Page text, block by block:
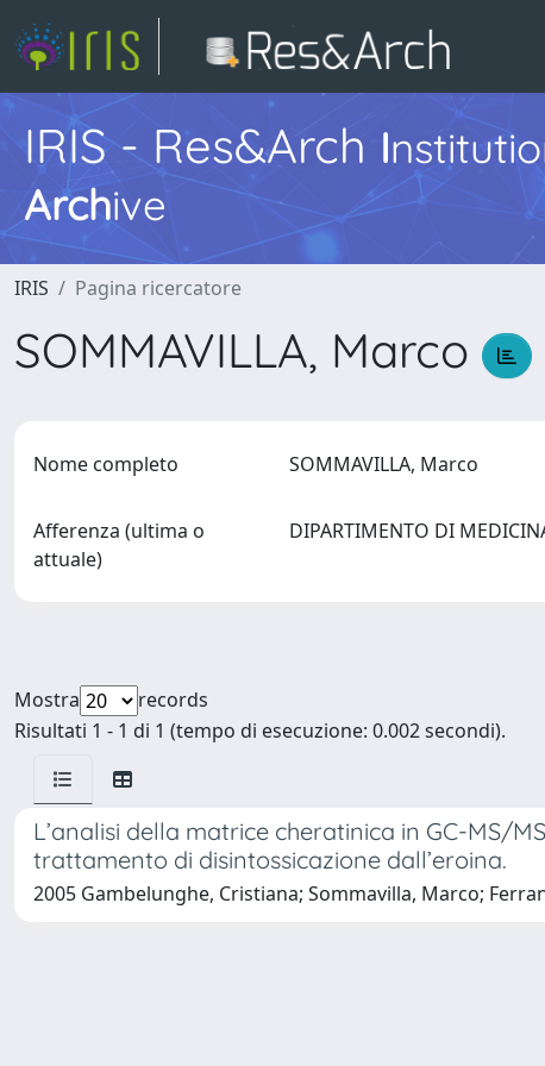
IRIS - Res&Arch I
Archive
IRIS Pagina ricercatore
SOMMAVILLA, Marco
Nome completo SOMMAVILLA, Marco
Afferenza (ultima o
attuale)
DIPARTIMENTO DI
Mostra
records
Risultati 1 - 1 di 1 (tempo di esecuzione: 0.002 secondi).
L’analisi della matrice cheratinica in GC-MS/
trattamento di disintossicazione dall’eroina.
2005 Gambelunghe, Cristiana; Sommavilla, Marco;